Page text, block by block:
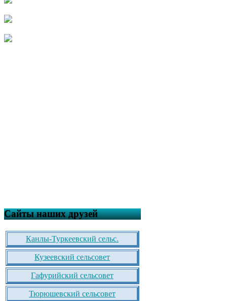
Сайты наших друзей
Канлы-Туркеевский сельс.
Кузеевский сельсовет
Гафурийский сельсовет
Тюрюшевский сельсовет